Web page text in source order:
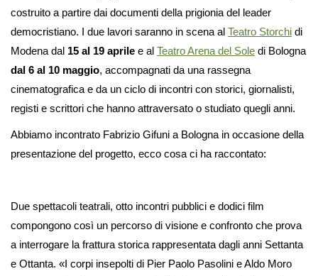
costruito a partire dai documenti della prigionia del leader
democristiano. I due lavori saranno in scena al Teatro Storchi di
Modena dal 15 al 19 aprile e al Teatro Arena del Sole di Bologna
dal 6 al 10 maggio, accompagnati da una rassegna
cinematografica e da un ciclo di incontri con storici, giornalisti,
registi e scrittori che hanno attraversato o studiato quegli anni.
Abbiamo incontrato Fabrizio Gifuni a Bologna in occasione della
presentazione del progetto, ecco cosa ci ha raccontato:
Due spettacoli teatrali, otto incontri pubblici e dodici film
compongono così un percorso di visione e confronto che prova
a interrogare la frattura storica rappresentata dagli anni Settanta
e Ottanta. «I corpi insepolti di Pier Paolo Pasolini e Aldo Moro